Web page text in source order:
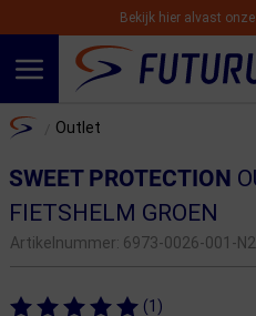
Bekijk hier alvast
Home Outlet
SWEET PROTECTION
FIETSHELM GROEN
Artikelnummer: 6973-0026-001-
(1)